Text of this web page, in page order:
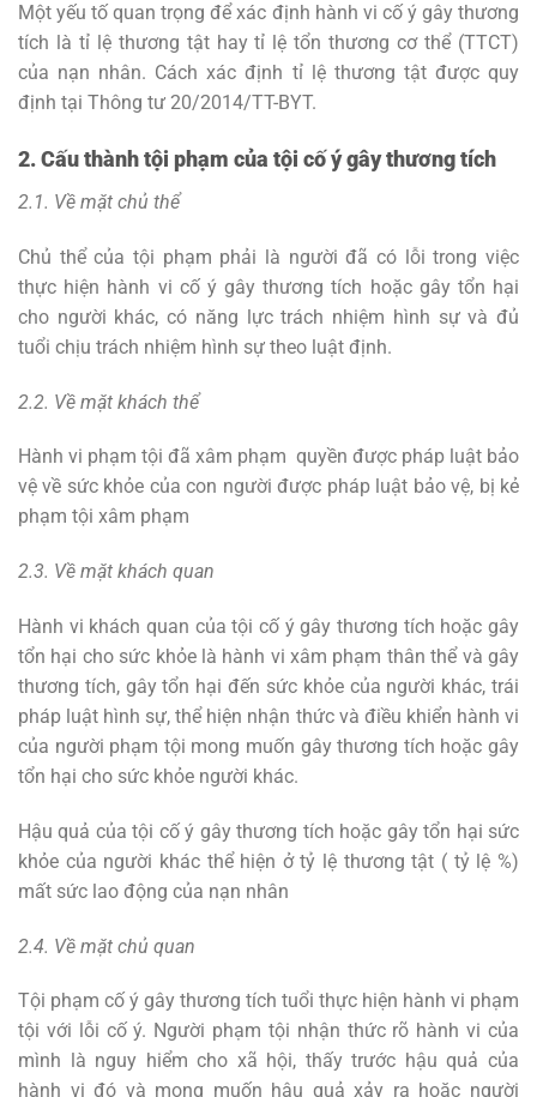
Một yếu tố quan trọng để xác định hành vi cố ý gây thương
tích là tỉ lệ thương tật hay tỉ lệ tổn thương cơ thể (TTCT)
của nạn nhân. Cách xác định tỉ lệ thương tật được quy
định tại Thông tư 20/2014/TT-BYT.
2. Cấu thành tội phạm của tội cố ý gây thương tích
2.1. Về mặt chủ thể
Chủ thể của tội phạm phải là người đã có lỗi trong việc
thực hiện hành vi cố ý gây thương tích hoặc gây tổn hại
cho người khác, có năng lực trách nhiệm hình sự và đủ
tuổi chịu trách nhiệm hình sự theo luật định.
2.2. Về mặt khách thể
Hành vi phạm tội đã xâm phạm quyền được pháp luật bảo
vệ về sức khỏe của con người được pháp luật bảo vệ, bị kẻ
phạm tội xâm phạm
2.3. Về mặt khách quan
Hành vi khách quan của tội cố ý gây thương tích hoặc gây
tổn hại cho sức khỏe là hành vi xâm phạm thân thể và gây
thương tích, gây tổn hại đến sức khỏe của người khác, trái
pháp luật hình sự, thể hiện nhận thức và điều khiển hành vi
của người phạm tội mong muốn gây thương tích hoặc gây
tổn hại cho sức khỏe người khác.
Hậu quả của tội cố ý gây thương tích hoặc gây tổn hại sức
khỏe của người khác thể hiện ở tỷ lệ thương tật ( tỷ lệ %)
mất sức lao động của nạn nhân
2.4. Về mặt chủ quan
Tội phạm cố ý gây thương tích tuổi thực hiện hành vi phạm
tội với lỗi cố ý. Người phạm tội nhận thức rõ hành vi của
mình là nguy hiểm cho xã hội, thấy trước hậu quả của
hành vi đó và mong muốn hậu quả xảy ra hoặc người